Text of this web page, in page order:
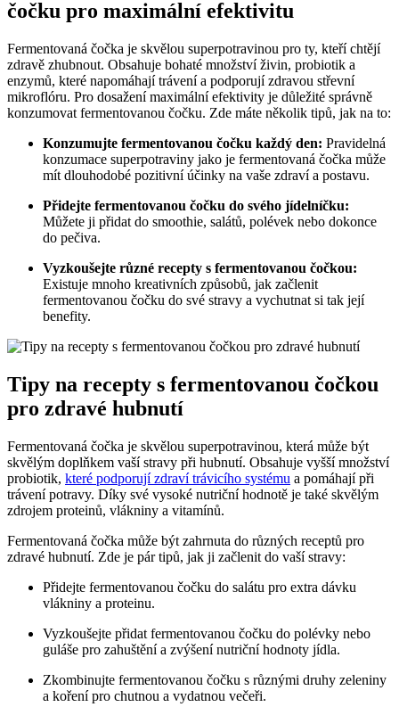
čočku pro maximální efektivitu
Fermentovaná čočka je skvělou superpotravinou pro ty, kteří chtějí
zdravě zhubnout. Obsahuje bohaté množství živin, probiotik a
enzymů, které napomáhají trávení a podporují zdravou střevní
mikroflóru. Pro dosažení maximální efektivity je důležité správně
konzumovat fermentovanou čočku. Zde máte několik tipů, jak na to:
Konzumujte fermentovanou čočku každý den: Pravidelná
konzumace superpotraviny jako je fermentovaná čočka může
mít dlouhodobé pozitivní účinky na vaše zdraví a postavu.
Přidejte fermentovanou čočku do svého jídelníčku:
Můžete ji přidat do smoothie, salátů, polévek nebo dokonce
do pečiva.
Vyzkoušejte různé recepty s fermentovanou čočkou:
Existuje mnoho kreativních způsobů, jak začlenit
fermentovanou čočku do své stravy a vychutnat si tak její
benefity.
Tipy na recepty s fermentovanou čočkou
pro zdravé hubnutí
Fermentovaná čočka je skvělou superpotravinou, která může být
skvělým doplňkem vaší stravy při hubnutí. Obsahuje vyšší množství
probiotik, které podporují zdraví trávicího systému a pomáhají při
trávení potravy. Díky své vysoké nutriční hodnotě je také skvělým
zdrojem proteinů, vlákniny a vitamínů.
Fermentovaná čočka může být zahrnuta do různých receptů pro
zdravé hubnutí. Zde je pár tipů, jak ji začlenit do vaší stravy:
Přidejte fermentovanou čočku do salátu pro extra dávku
vlákniny a proteinu.
Vyzkoušejte přidat fermentovanou čočku do polévky nebo
guláše pro zahuštění a zvýšení nutriční hodnoty jídla.
Zkombinujte fermentovanou čočku s různými druhy zeleniny
a koření pro chutnou a vydatnou večeři.